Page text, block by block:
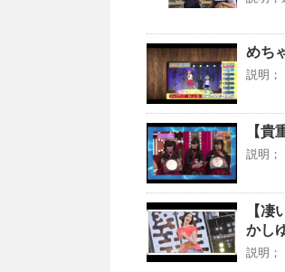
めち
説明；
【
説明；
【
かし
説明；